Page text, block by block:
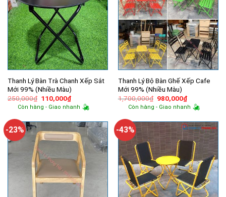
Thanh Lý Bàn Trà Chanh Xếp Sắt
Mới 99% (Nhiều Màu)
250,000₫ Giá
gốc
là:
110,000₫Giá
hiện
tại
110,000₫.
Còn hàng - Giao nhanh
Thanh Lý Bộ Bàn Ghế Xếp Cafe
Mới 99% (Nhiều Màu)
1,700,000₫ Giá
gốc
là:
980,000₫Giá
hiện
tại
980,000₫.
Còn hàng - Giao nhanh
-23% -43%